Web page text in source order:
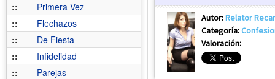
::
Primera Vez
::
Flechazos
::
De Fiesta
::
Infidelidad
::
Parejas
Autor:Relator
Categoría:
Valoración: